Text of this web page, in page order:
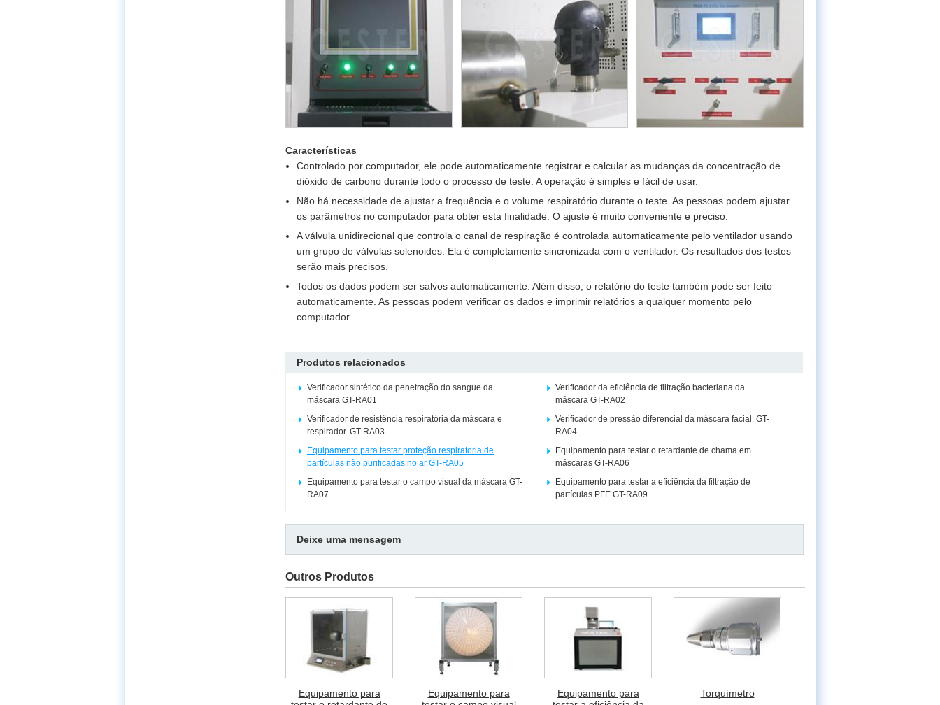
Características
Controlado por computador, ele pode automaticamente registrar e calcular as mudanças da concentração de
dióxido de carbono durante todo o processo de teste. A operação é simples e fácil de usar.
Não há necessidade de ajustar a frequência e o volume respiratório durante o teste. As pessoas podem ajustar
os parâmetros no computador para obter esta finalidade. O ajuste é muito conveniente e preciso.
A válvula unidirecional que controla o canal de respiração é controlada automaticamente pelo ventilador usando
um grupo de válvulas solenoides. Ela é completamente sincronizada com o ventilador. Os resultados dos testes
serão mais precisos.
Todos os dados podem ser salvos automaticamente. Além disso, o relatório do teste também pode ser feito
automaticamente. As pessoas podem verificar os dados e imprimir relatórios a qualquer momento pelo
computador.
Produtos relacionados
Verificador sintético da penetração do sangue da
máscara GT-RA01
Verificador da eficiência de filtração bacteriana da
máscara GT-RA02
Verificador de resistência respiratória da máscara e
respirador. GT-RA03
Verificador de pressão diferencial da máscara facial. GT-
RA04
Equipamento para testar proteção respiratoria de
partículas não purificadas no ar GT-RA05
Equipamento para testar o retardante de chama em
máscaras GT-RA06
Equipamento para testar o campo visual da máscara GT-
RA07
Equipamento para testar a eficiência da filtração de
partículas PFE GT-RA09
Deixe uma mensagem
Outros Produtos
Equipamento para
Equipamento para
Equipamento para
Torquímetro